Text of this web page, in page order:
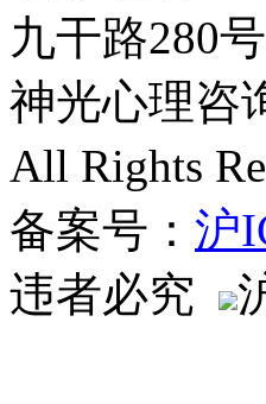
九干路280
神光心理咨
All Rights
备案号： 沪
违者必究